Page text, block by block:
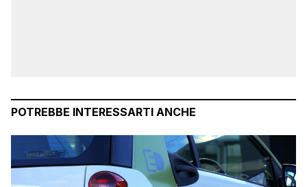
POTREBBE INTERESSARTI ANCHE